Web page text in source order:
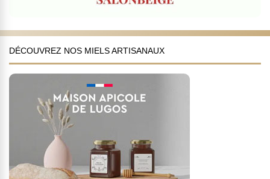
DÉCOUVREZ NOS MIELS ARTISANAUX